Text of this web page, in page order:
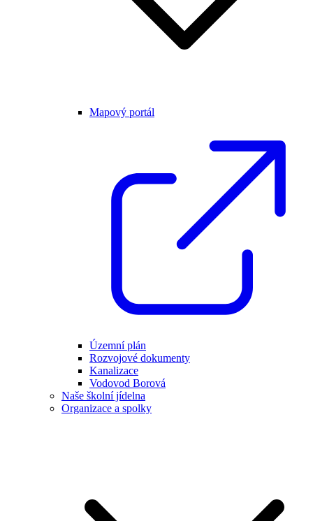
Mapový portál
Územní plán
Rozvojové dokumenty
Kanalizace
Vodovod Borová
Naše školní jídelna
Organizace a spolky